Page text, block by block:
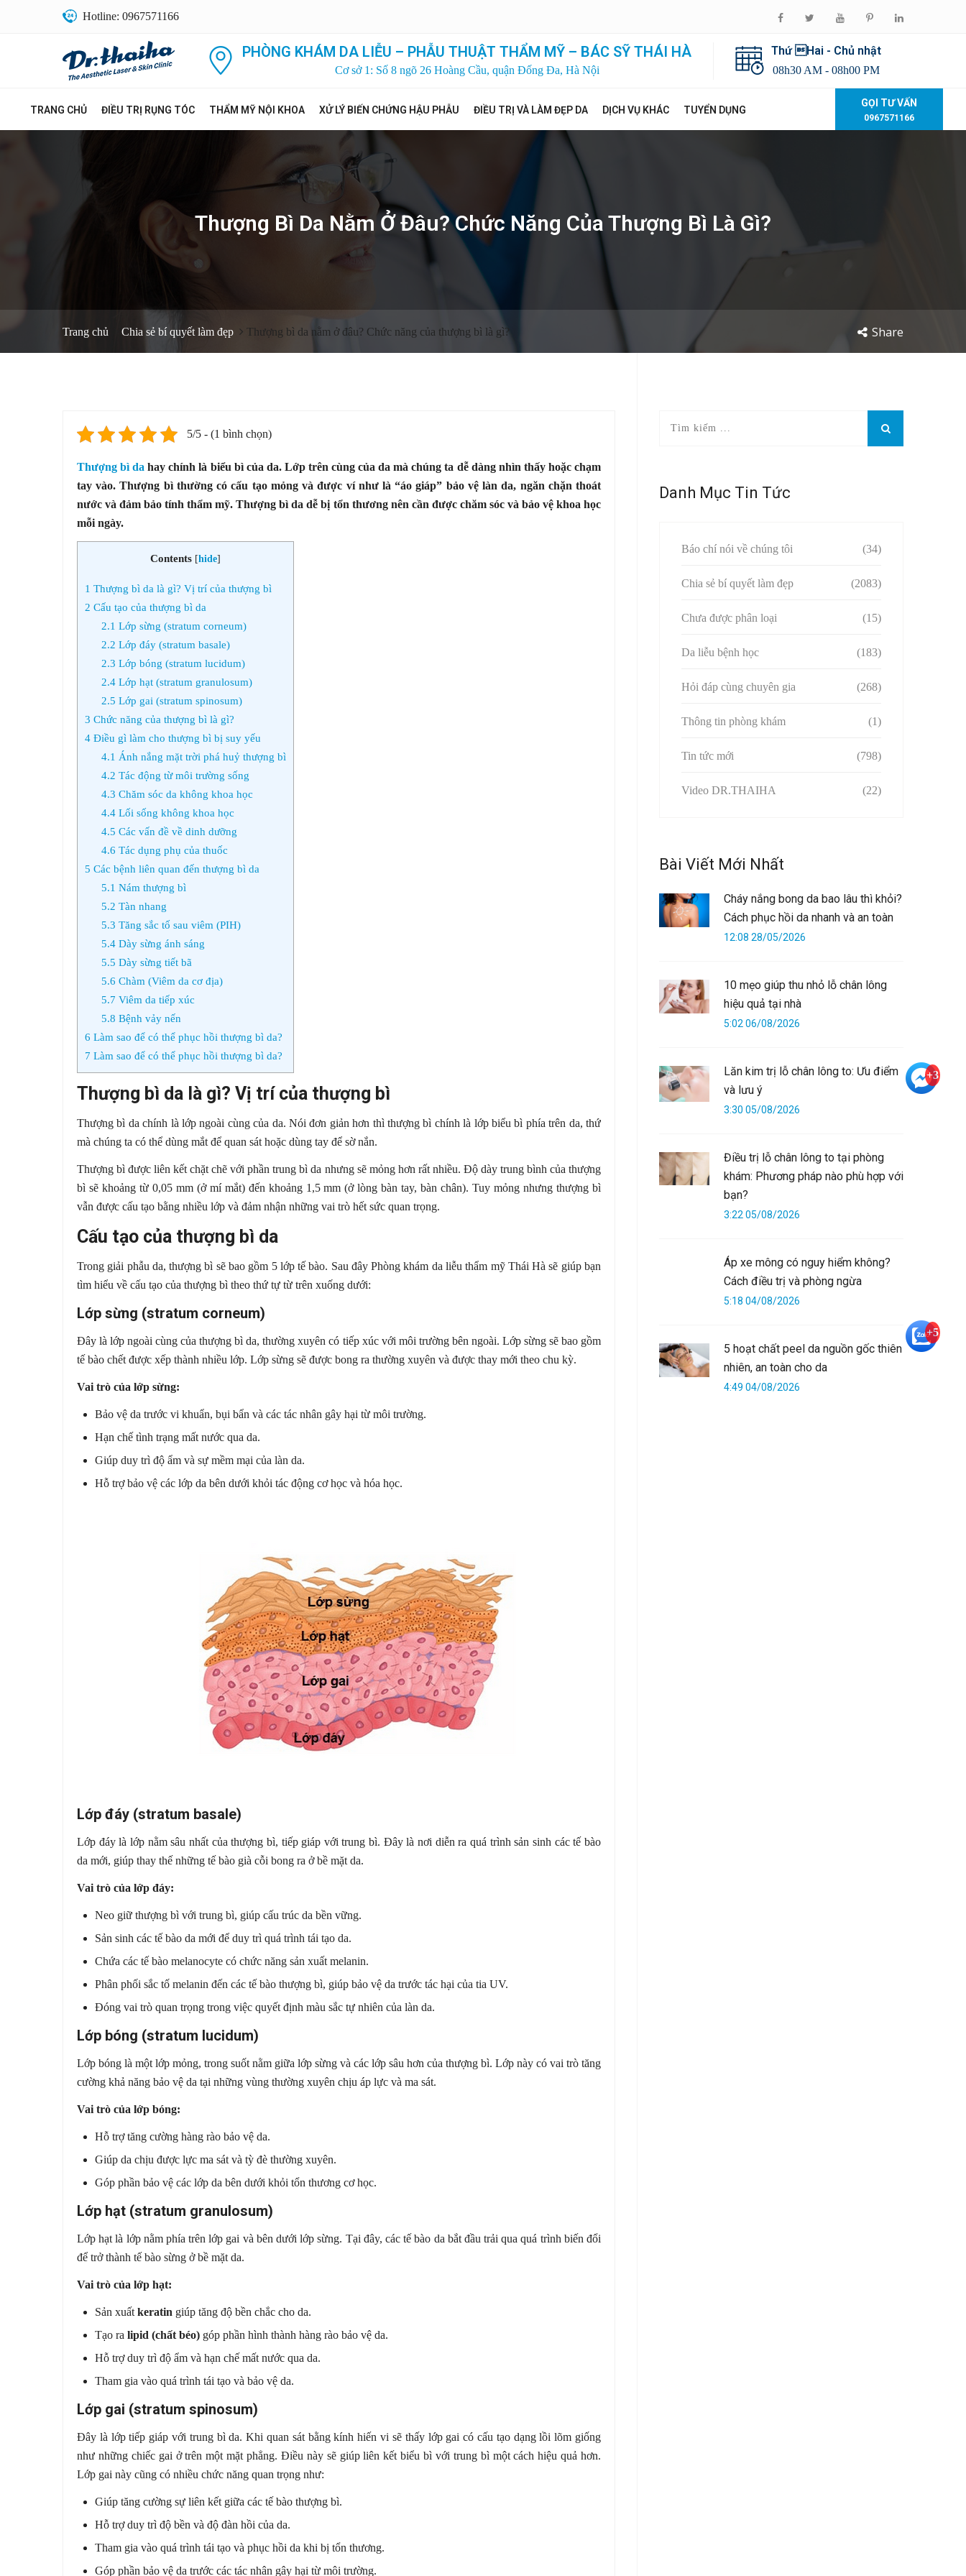
Hotline: 0967571166
PHÒNG KHÁM DA LIỄU – PHẪU THUẬT THẨM MỸ – BÁC SỸ THÁI HÀ
Cơ sở 1: Số 8 ngõ 26 Hoàng Cầu, quận Đống Đa, Hà Nội
Thứ Hai - Chủ nhật
08h30 AM - 08h00 PM
TRANG CHỦ ĐIỀU TRỊ RỤNG TÓC THẨM MỸ NỘI KHOA XỬ LÝ BIẾN CHỨNG HẬU PHẪU ĐIỀU TRỊ VÀ LÀM ĐẸP DA DỊCH VỤ KHÁC TUYỂN DỤNG
GỌI TƯ VẤN
0967571166
Thượng Bì Da Nằm Ở Đâu? Chức Năng Của Thượng Bì Là Gì?
Trang chủ Chia sẻ bí quyết làm đẹp Thượng bì da nằm ở đâu? Chức năng của thượng bì là gì? Share
5/5 - (1 bình chọn)
Thượng bì da hay chính là biểu bì của da. Lớp trên cùng của da mà chúng ta dễ dàng nhìn thấy hoặc chạm
tay vào. Thượng bì thường có cấu tạo mỏng và được ví như là “áo giáp” bảo vệ làn da, ngăn chặn thoát
nước và đảm bảo tính thẩm mỹ. Thượng bì da dễ bị tổn thương nên cần được chăm sóc và bảo vệ khoa học
mỗi ngày.
Contents [hide]
1 Thượng bì da là gì? Vị trí của thượng bì
2 Cấu tạo của thượng bì da
2.1 Lớp sừng (stratum corneum)
2.2 Lớp đáy (stratum basale)
2.3 Lớp bóng (stratum lucidum)
2.4Lớp hạt (stratum granulosum)
2.5 Lớp gai (stratum spinosum)
3 Chức năng của thượng bì là gì?
4 Điều gì làm cho thượng bì bị suy yếu
4.1 Ánh nắng mặt trời phá huỷ thượng bì
4.2 Tác động từ môi trường sống
4.3 Chăm sóc da không khoa học
4.4Lối sống không khoa học
4.5 Các vấn đề về dinh dưỡng
4.6 Tác dụng phụ của thuốc
5 Các bệnh liên quan đến thượng bì da
5.1 Nám thượng bì
5.2 Tàn nhang
5.3 Tăng sắc tố sau viêm (PIH)
5.4Dày sừng ánh sáng
5.5 Dày sừng tiết bã
5.6 Chàm (Viêm da cơ địa)
5.7 Viêm da tiếp xúc
5.8 Bệnh vảy nến
6 Làm sao để có thể phục hồi thượng bì da?
7 Làm sao để có thể phục hồi thượng bì da?
Thượng bì da là gì? Vị trí của thượng bì
Thượng bì da chính là lớp ngoài cùng của da. Nói đơn giản hơn thì thượng bì chính là lớp biểu bì phía trên da, thứ
mà chúng ta có thể dùng mắt để quan sát hoặc dùng tay để sờ nắn.
Thượng bì được liên kết chặt chẽ với phần trung bì da nhưng sẽ mỏng hơn rất nhiều. Độ dày trung bình của thượng
bì sẽ khoảng từ 0,05 mm (ở mí mắt) đến khoảng 1,5 mm (ở lòng bàn tay, bàn chân). Tuy mỏng nhưng thượng bì
vẫn được cấu tạo bằng nhiều lớp và đảm nhận những vai trò hết sức quan trọng.
Cấu tạo của thượng bì da
Trong giải phẫu da, thượng bì sẽ bao gồm 5 lớp tế bào. Sau đây Phòng khám da liễu thẩm mỹ Thái Hà sẽ giúp bạn
tìm hiểu về cấu tạo của thượng bì theo thứ tự từ trên xuống dưới:
Lớp sừng (stratum corneum)
Đây là lớp ngoài cùng của thượng bì da, thường xuyên có tiếp xúc với môi trường bên ngoài. Lớp sừng sẽ bao gồm
tế bào chết được xếp thành nhiều lớp. Lớp sừng sẽ được bong ra thường xuyên và được thay mới theo chu kỳ.
Vai trò của lớp sừng:
Bảo vệ da trước vi khuẩn, bụi bẩn và các tác nhân gây hại từ môi trường.
Hạn chế tình trạng mất nước qua da.
Giúp duy trì độ ẩm và sự mềm mại của làn da.
Hỗ trợ bảo vệ các lớp da bên dưới khỏi tác động cơ học và hóa học.
Lớp đáy (stratum basale)
Lớp đáy là lớp nằm sâu nhất của thượng bì, tiếp giáp với trung bì. Đây là nơi diễn ra quá trình sản sinh các tế bào
da mới, giúp thay thế những tế bào già cỗi bong ra ở bề mặt da.
Vai trò của lớp đáy:
Neo giữ thượng bì với trung bì, giúp cấu trúc da bền vững.
Sản sinh các tế bào da mới để duy trì quá trình tái tạo da.
Chứa các tế bào melanocyte có chức năng sản xuất melanin.
Phân phối sắc tố melanin đến các tế bào thượng bì, giúp bảo vệ da trước tác hại của tia UV.
Đóng vai trò quan trọng trong việc quyết định màu sắc tự nhiên của làn da.
Lớp bóng (stratum lucidum)
Lớp bóng là một lớp mỏng, trong suốt nằm giữa lớp sừng và các lớp sâu hơn của thượng bì. Lớp này có vai trò tăng
cường khả năng bảo vệ da tại những vùng thường xuyên chịu áp lực và ma sát.
Vai trò của lớp bóng:
Hỗ trợ tăng cường hàng rào bảo vệ da.
Giúp da chịu được lực ma sát và tỳ đè thường xuyên.
Góp phần bảo vệ các lớp da bên dưới khỏi tổn thương cơ học.
Lớp hạt (stratum granulosum)
Lớp hạt là lớp nằm phía trên lớp gai và bên dưới lớp sừng. Tại đây, các tế bào da bắt đầu trải qua quá trình biến đổi
để trở thành tế bào sừng ở bề mặt da.
Vai trò của lớp hạt:
Sản xuất keratin giúp tăng độ bền chắc cho da.
Tạo ra lipid (chất béo) góp phần hình thành hàng rào bảo vệ da.
Hỗ trợ duy trì độ ẩm và hạn chế mất nước qua da.
Tham gia vào quá trình tái tạo và bảo vệ da.
Lớp gai (stratum spinosum)
Đây là lớp tiếp giáp với trung bì da. Khi quan sát bằng kính hiến vi sẽ thấy lớp gai có cấu tạo dạng lồi lõm giống
như những chiếc gai ở trên một mặt phẳng. Điều này sẽ giúp liên kết biểu bì với trung bì một cách hiệu quả hơn.
Lớp gai này cũng có nhiều chức năng quan trọng như:
Giúp tăng cường sự liên kết giữa các tế bào thượng bì.
Hỗ trợ duy trì độ bền và độ đàn hồi của da.
Tham gia vào quá trình tái tạo và phục hồi da khi bị tổn thương.
Góp phần bảo vệ da trước các tác nhân gây hại từ môi trường.
Danh Mục Tin Tức
Báo chí nói về chúng tôi (34)
Chia sẻ bí quyết làm đẹp (2083)
Chưa được phân loại (15)
Da liễu bệnh học (183)
Hỏi đáp cùng chuyên gia (268)
Thông tin phòng khám (1)
Tin tức mới (798)
Video DR.THAIHA (22)
Bài Viết Mới Nhất
Cháy nắng bong da bao lâu thì khỏi?
Cách phục hồi da nhanh và an toàn
12:08 28/05/2026
10 mẹo giúp thu nhỏ lỗ chân lông
hiệu quả tại nhà
5:02 06/08/2026
Lăn kim trị lỗ chân lông to: Ưu điểm
và lưu ý
3:30 05/08/2026
Điều trị lỗ chân lông to tại phòng
khám: Phương pháp nào phù hợp với
bạn?
3:22 05/08/2026
Áp xe mông có nguy hiểm không?
Cách điều trị và phòng ngừa
5:18 04/08/2026
5 hoạt chất peel da nguồn gốc thiên
nhiên, an toàn cho da
4:49 04/08/2026
+3
+5